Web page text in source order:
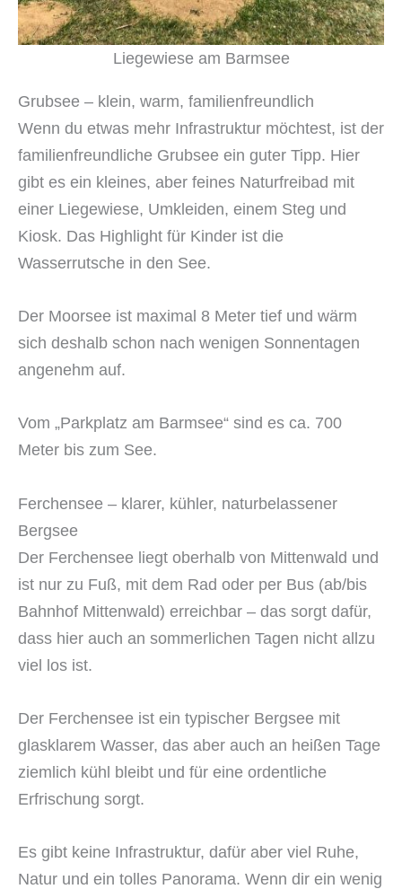
Liegewiese am Barmsee
Grubsee – klein, warm, familienfreundlich
Wenn du etwas mehr Infrastruktur möchtest, ist der
familienfreundliche Grubsee ein guter Tipp. Hier
gibt es ein kleines, aber feines Naturfreibad mit
einer Liegewiese, Umkleiden, einem Steg und
Kiosk. Das Highlight für Kinder ist die
Wasserrutsche in den See.
Der Moorsee ist maximal 8 Meter tief und wärm
sich deshalb schon nach wenigen Sonnentagen
angenehm auf.
Vom „Parkplatz am Barmsee“ sind es ca. 700
Meter bis zum See.
Ferchensee – klarer, kühler, naturbelassener
Bergsee
Der Ferchensee liegt oberhalb von Mittenwald und
ist nur zu Fuß, mit dem Rad oder per Bus (ab/bis
Bahnhof Mittenwald) erreichbar – das sorgt dafür,
dass hier auch an sommerlichen Tagen nicht allzu
viel los ist.
Der Ferchensee ist ein typischer Bergsee mit
glasklarem Wasser, das aber auch an heißen Tage
ziemlich kühl bleibt und für eine ordentliche
Erfrischung sorgt.
Es gibt keine Infrastruktur, dafür aber viel Ruhe,
Natur und ein tolles Panorama. Wenn dir ein wenig